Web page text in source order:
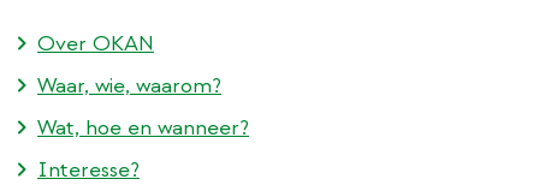
Over OKAN
Waar, wie, waarom?
Wat, hoe en wanneer?
Interesse?